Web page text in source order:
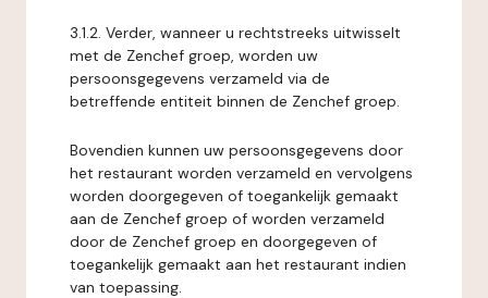
3.1.2. Verder, wanneer u rechtstreeks uitwisselt
met de Zenchef groep, worden uw
persoonsgegevens verzameld via de
betreffende entiteit binnen de Zenchef groep.
Bovendien kunnen uw persoonsgegevens door
het restaurant worden verzameld en vervolgens
worden doorgegeven of toegankelijk gemaakt
aan de Zenchef groep of worden verzameld
door de Zenchef groep en doorgegeven of
toegankelijk gemaakt aan het restaurant indien
van toepassing.